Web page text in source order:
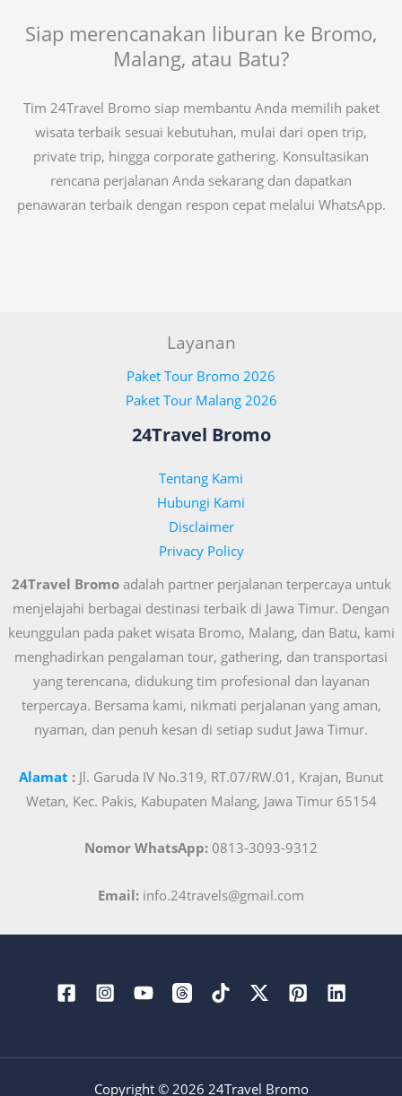
Siap merencanakan liburan ke Bromo,
Malang, atau Batu?
Tim 24Travel Bromo siap membantu Anda memilih paket
wisata terbaik sesuai kebutuhan, mulai dari open trip,
private trip, hingga corporate gathering. Konsultasikan
rencana perjalanan Anda sekarang dan dapatkan
penawaran terbaik dengan respon cepat melalui WhatsApp.
Layanan
Paket Tour Bromo 2026
Paket Tour Malang 2026
24Travel Bromo
Tentang Kami
Hubungi Kami
Disclaimer
Privacy Policy
24Travel Bromoadalah partner perjalanan terpercaya untuk
menjelajahi berbagai destinasi terbaik di Jawa Timur. Dengan
keunggulan pada paket wisata Bromo, Malang, dan Batu, kami
menghadirkan pengalaman tour, gathering, dan transportasi
yang terencana, didukung tim profesional dan layanan
terpercaya. Bersama kami, nikmati perjalanan yang aman,
nyaman, dan penuh kesan di setiap sudut Jawa Timur.
Alamat : Jl. Garuda IV No.319, RT.07/RW.01, Krajan, Bunut
Wetan, Kec. Pakis, Kabupaten Malang, Jawa Timur 65154
Nomor WhatsApp: 0813-3093-9312
Email: info.24travels@gmail.com
Copyright © 2026 24Travel Bromo